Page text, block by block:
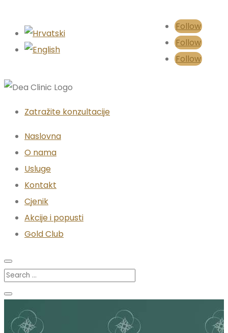
Follow
Follow
Follow
Zatražite konzultacije
Naslovna
O nama
Usluge
Kontakt
Cjenik
Akcije i popusti
Gold Club